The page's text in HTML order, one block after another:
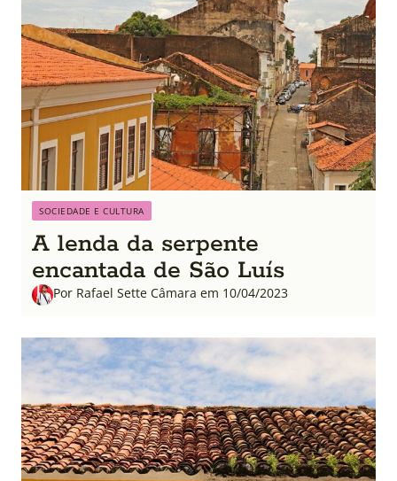
SOCIEDADE E CULTURA
A lenda da serpente
encantada de São Luís
Por Rafael Sette Câmara em 10/04/2023